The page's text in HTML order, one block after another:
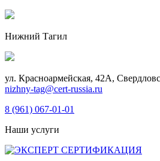
Нижний Тагил
ул. Красноармейская, 42А,
nizhny-tag@cert-russia.ru
8 (961) 067-01-01
Наши услуги